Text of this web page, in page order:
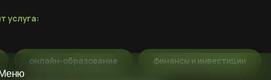
услуга:
онлайн-образование финансы и инвестиции
ОБСУДИТЬ